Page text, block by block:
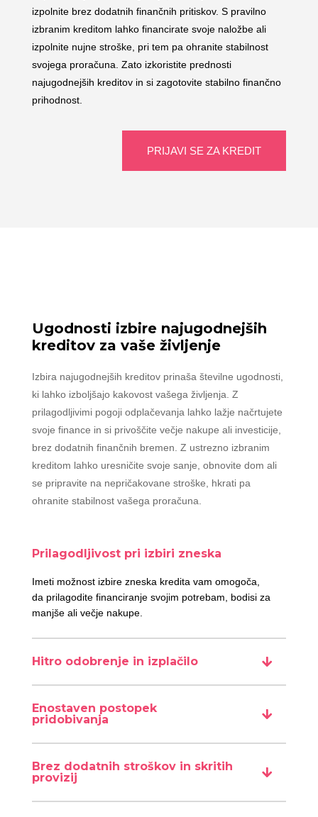
izpolnite brez dodatnih finančnih pritiskov. S pravilno
izbranim kreditom lahko financirate svoje naložbe ali
izpolnite nujne stroške, pri tem pa ohranite stabilnost
svojega proračuna. Zato izkoristite prednosti
najugodnejših kreditov in si zagotovite stabilno finančno
prihodnost.
PRIJAVI SE ZA KREDIT
Ugodnosti izbire najugodnejših
kreditov za vaše življenje
Izbira najugodnejših kreditov prinaša številne ugodnosti,
ki lahko izboljšajo kakovost vašega življenja. Z
prilagodljivimi pogoji odplačevanja lahko lažje načrtujete
svoje finance in si privoščite večje nakupe ali investicije,
brez dodatnih finančnih bremen. Z ustrezno izbranim
kreditom lahko uresničite svoje sanje, obnovite dom ali
se pripravite na nepričakovane stroške, hkrati pa
ohranite stabilnost vašega proračuna.
Prilagodljivost pri izbiri zneska
Imeti možnost izbire zneska kredita vam omogoča,
da prilagodite financiranje svojim potrebam, bodisi za
manjše ali večje nakupe.
Hitro odobrenje in izplačilo
Enostaven postopek
pridobivanja
Brez dodatnih stroškov in skritih
provizij